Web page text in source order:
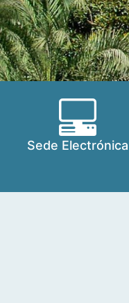
Sede Electrónica